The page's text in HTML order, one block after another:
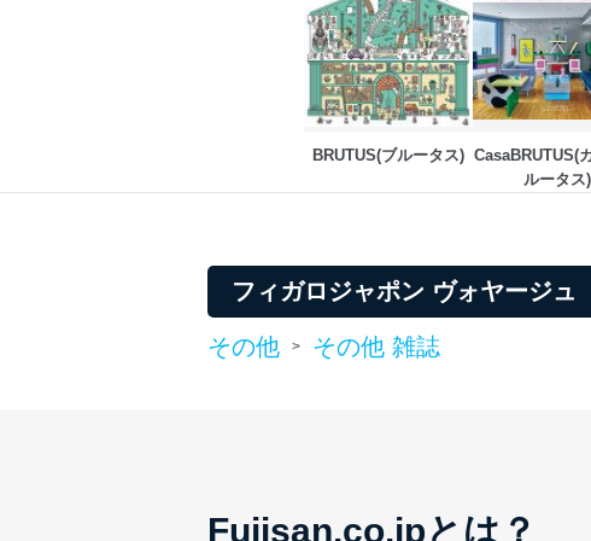
BRUTUS(ブルータス) CasaBRUTUS(
ルータス)
フィガロジャポン ヴォヤージ
その他 > その他 雑誌
Fujisan.co.jpとは？